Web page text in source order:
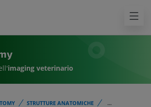
imaging veterinario
STRUTTURE ANATOMICHE
...